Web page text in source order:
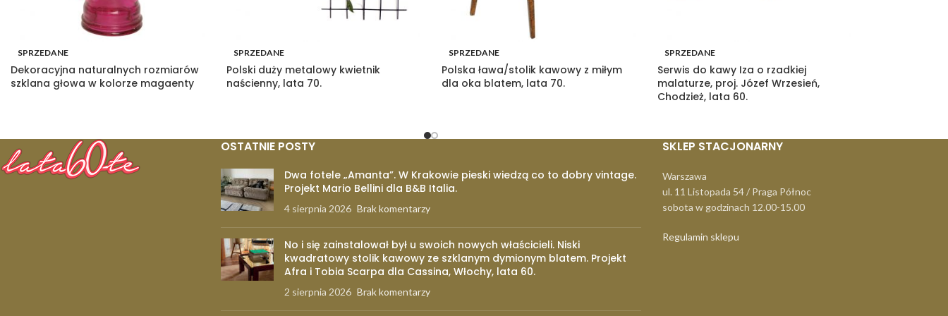
SPRZEDANE
Dekoracyjna naturalnych rozmiarów
szklana głowa w kolorze magaenty
SPRZEDANE
Polski duży metalowy kwietnik
naścienny, lata 70.
SPRZEDANE
Polska ława/stolik kawowy z miłym
dla oka blatem, lata 70.
SPRZEDANE
Serwis do kawy Iza o rzadkiej
malaturze, proj. Józef Wrzesień,
Chodzież, lata 60.
OSTATNIE POSTY
Dwa fotele „Amanta”. W Krakowie pieski wiedzą co to dobry vintage.
Projekt Mario Bellini dla B&B Italia.
4 sierpnia 2026 Brak komentarzy
No i się zainstalował był u swoich nowych właścicieli. Niski
kwadratowy stolik kawowy ze szklanym dymionym blatem. Projekt
Afra i Tobia Scarpa dla Cassina, Włochy, lata 60.
2 sierpnia 2026 Brak komentarzy
SKLEP STACJONARNY
Warszawa
ul. 11 Listopada 54 / Praga Północ
sobota w godzinach 12.00-15.00
Regulamin sklepu